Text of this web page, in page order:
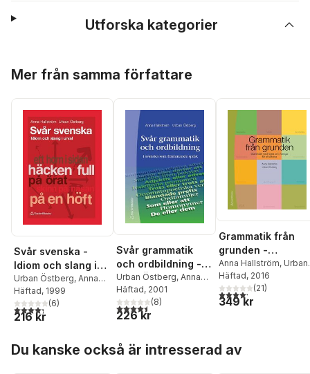
Utforska kategorier
Mer från samma författare
Svår svenska -
Idiom och slang i
urval
Urban Östberg, Anna
Hallström
Häftad, 1999
4,3utav 5 stjärnor. Totalt antal röster:
(6)
216 kr
Svår grammatik
och ordbildning - i
svenska som
främmande språk
Urban Östberg, Anna
Hallström
Häftad, 2001
4,5utav 5 stjärnor. Totalt antal röster:
(8)
226 kr
Grammatik från
grunden -
Grammatik med
regler och
övningar för sfi
och sva
Anna Hallström, Urban
Östberg
Häftad, 2016
4,2utav 5 stjärnor.
(21)
349 kr
Du kanske också är intresserad av